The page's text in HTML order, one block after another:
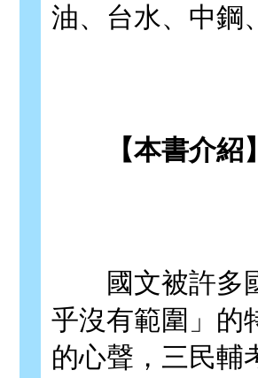
油、台水、中鋼
【本書介紹
國文被許多國
乎沒有範圍」的
的心聲，三民輔